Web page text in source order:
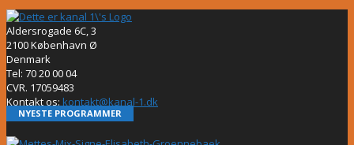
Aldersrogade 6C, 3
2100 København Ø
Denmark
Tel: 70 20 00 04
CVR. 17059483
Kontakt os: kontakt@kanal-1.dk
NYESTE PROGRAMMER